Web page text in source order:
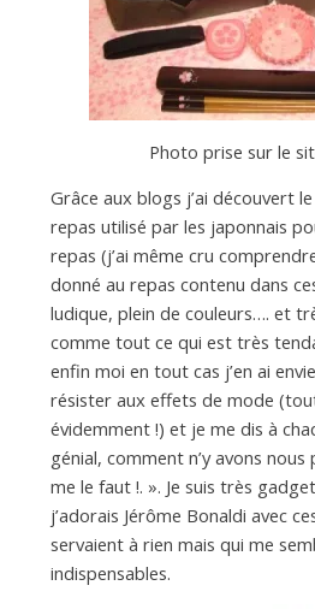
M
Photo prise sur le
Grâce aux blogs j’ai découvert
repas utilisé par les japonnais
repas (j’ai même cru
donné au repas contenu dans
ludique, plein de couleurs…. et
comme tout ce qui est très
enfin moi en tout cas j’en ai
résister aux effets de mode
évidemment !) et je me dis à
génial, comment n’y avons nous
me le faut !. ». Je suis très
j’adorais Jérôme Bonaldi avec
servaient à rien mais qui me
indispensables.